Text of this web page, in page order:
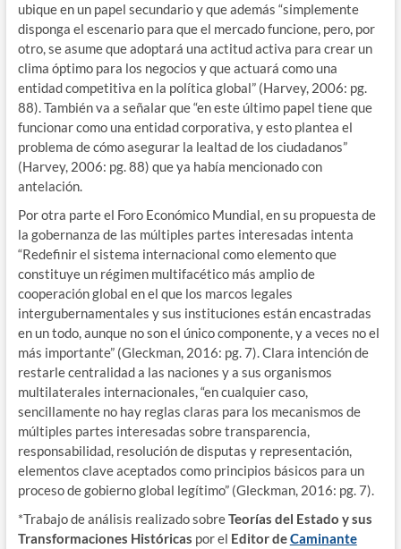
ubique en un papel secundario y que además “simplemente
disponga el escenario para que el mercado funcione, pero, por
otro, se asume que adoptará una actitud activa para crear un
clima óptimo para los negocios y que actuará como una
entidad competitiva en la política global” (Harvey, 2006: pg.
88). También va a señalar que “en este último papel tiene que
funcionar como una entidad corporativa, y esto plantea el
problema de cómo asegurar la lealtad de los ciudadanos”
(Harvey, 2006: pg. 88) que ya había mencionado con
antelación.
Por otra parte el Foro Económico Mundial, en su propuesta de
la gobernanza de las múltiples partes interesadas intenta
“Redefinir el sistema internacional como elemento que
constituye un régimen multifacético más amplio de
cooperación global en el que los marcos legales
intergubernamentales y sus instituciones están encastradas
en un todo, aunque no son el único componente, y a veces no el
más importante” (Gleckman, 2016: pg. 7). Clara intención de
restarle centralidad a las naciones y a sus organismos
multilaterales internacionales, “en cualquier caso,
sencillamente no hay reglas claras para los mecanismos de
múltiples partes interesadas sobre transparencia,
responsabilidad, resolución de disputas y representación,
elementos clave aceptados como principios básicos para un
proceso de gobierno global legítimo” (Gleckman, 2016: pg. 7).
*Trabajo de análisis realizado sobreTeorías del Estado y sus
Transformaciones Históricas por el Editor deCaminante